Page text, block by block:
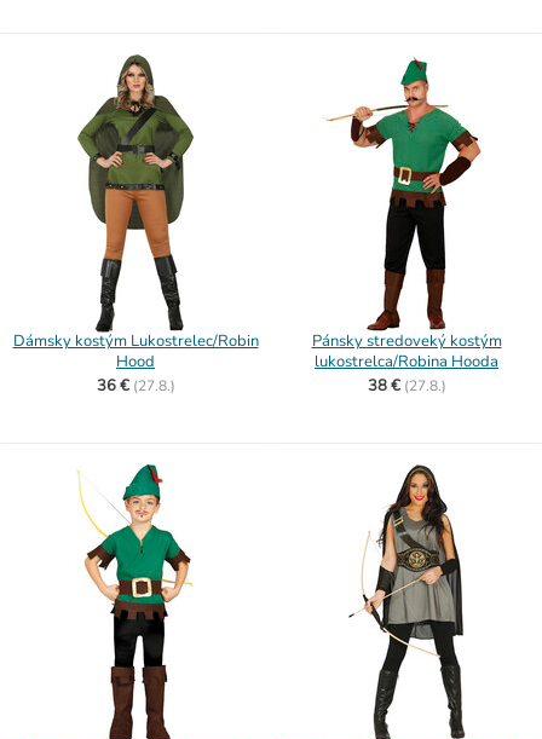
Dámsky kostým Lukostrelec/Robin
Hood
36 € (27.8.)
Pánsky stredoveký kostým
lukostrelca/Robina Hooda
38 € (27.8.)